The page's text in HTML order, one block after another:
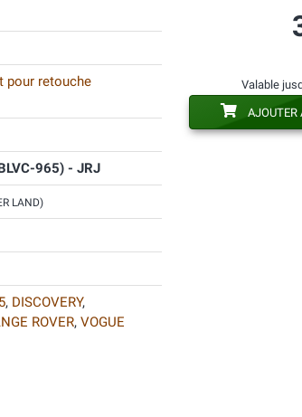
pour retouche
965) - JRJ
LAND)
, DISCOVERY,
ROVER, VOGUE
Valable
AJOUTER